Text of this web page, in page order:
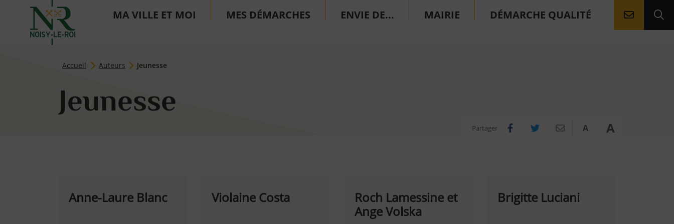
MA VILLE ET MOI MES DÉMARCHES ENVIE DE... MAIRIE DÉMARCHE QUALITÉ Aller à la
Accueil
Page d'accueil du site
Auteurs Jeunesse
Jeunesse
Partager Partager sur Facebook
Partager sur Twitter
Partager par e-mail
ARéduire
AAgrandir
Anne-Laure Blanc Violaine Costa
Roch Lamessine et
Ange Volska
Brigitte Luciani